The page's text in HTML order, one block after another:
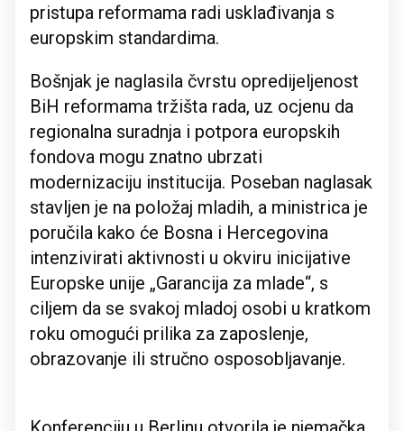
pristupa reformama radi usklađivanja s
europskim standardima.
Bošnjak je naglasila čvrstu opredijeljenost
BiH reformama tržišta rada, uz ocjenu da
regionalna suradnja i potpora europskih
fondova mogu znatno ubrzati
modernizaciju institucija. Poseban naglasak
stavljen je na položaj mladih, a ministrica je
poručila kako će Bosna i Hercegovina
intenzivirati aktivnosti u okviru inicijative
Europske unije „Garancija za mlade“, s
ciljem da se svakoj mladoj osobi u kratkom
roku omogući prilika za zaposlenje,
obrazovanje ili stručno osposobljavanje.